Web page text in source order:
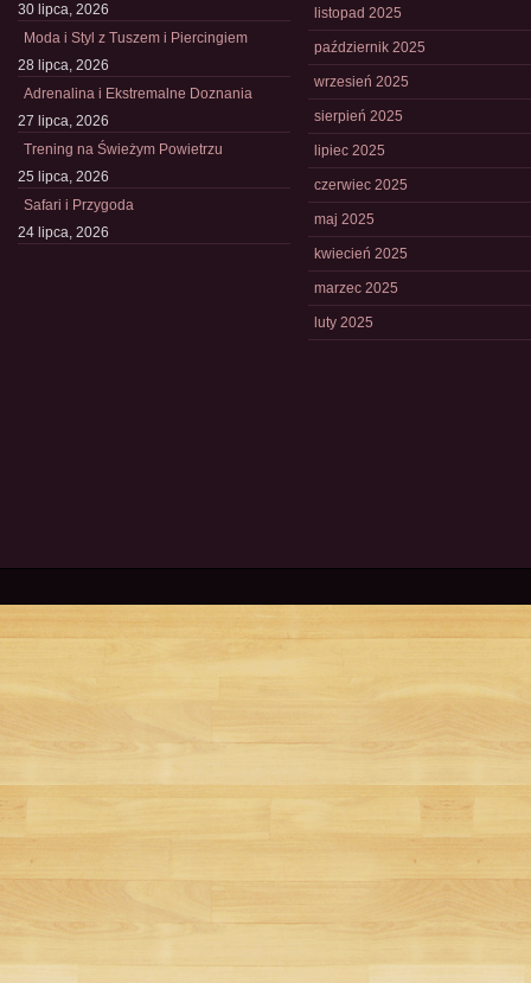
30 lipca, 2026
Moda i Styl z Tuszem i Piercingiem
28 lipca, 2026
Adrenalina i Ekstremalne Doznania
27 lipca, 2026
Trening na Świeżym Powietrzu
25 lipca, 2026
Safari i Przygoda
24 lipca, 2026
listopad 2025
październik 2025
wrzesień 2025
sierpień 2025
lipiec 2025
czerwiec 2025
maj 2025
kwiecień 2025
marzec 2025
luty 2025